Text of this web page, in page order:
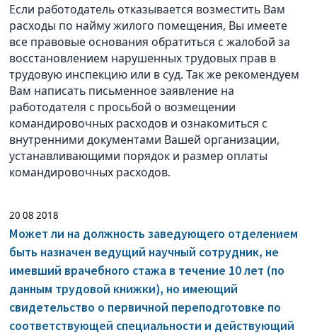
Если работодатель отказывается возместить Вам
расходы по найму жилого помещения, Вы имеете
все правовые основания обратиться с жалобой за
восстановлением нарушенных трудовых прав в
трудовую инспекцию или в суд. Так же рекомендуем
Вам написать письменное заявление на
работодателя с просьбой о возмещении
командировочных расходов и ознакомиться с
внутренними документами Вашей организации,
устанавливающими порядок и размер оплаты
командировочных расходов.
20 08 2018
Может ли на должность заведующего отделением
быть назначен ведущий научный сотрудник, не
имевший врачебного стажа в течение 10 лет (по
данным трудовой книжки), но имеющий
свидетельство о первичной переподготовке по
соответствующей специальности и действующий